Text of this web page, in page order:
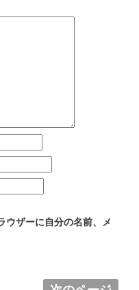
ウザーに自分の名前、メ